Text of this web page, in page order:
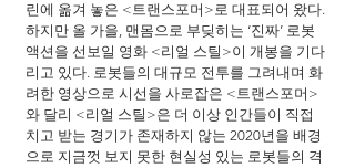
린에 옮겨 놓은 <트랜스포머>로 대표되어 왔다.
하지만 올 가을, 맨몸으로 부딪히는 ‘진짜’ 로봇
액션을 선보일 영화 <리얼 스틸>이 개봉을 기다
리고 있다. 로봇들의 대규모 전투를 그려내며 화
려한 영상으로 시선을 사로잡은 <트랜스포머>
와 달리 <리얼 스틸>은 더 이상 인간들이 직접
치고 받는 경기가 존재하지 않는 2020년을 배경
으로 지금껏 보지 못한 현실성 있는 로봇들의 격